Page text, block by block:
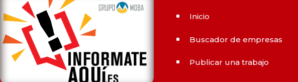
medicamentos funcionan de
la misma manera y tienen
perfiles de efectos
secundarios similares. ¿La
principal diferencia? El
comprar Cialisejerce
^ Inicio
^ Buscador de empresas
^ Publicar una trabajo